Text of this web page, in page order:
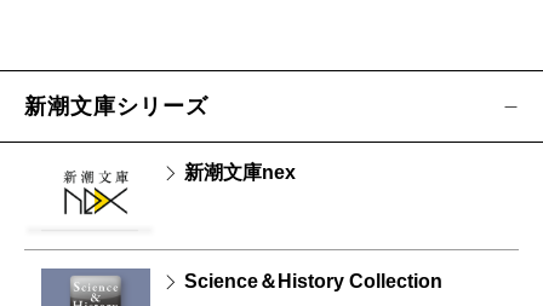
新潮文庫シリーズ
新潮文庫nex
Science＆History Collection